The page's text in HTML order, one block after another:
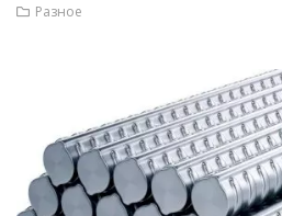
Разное